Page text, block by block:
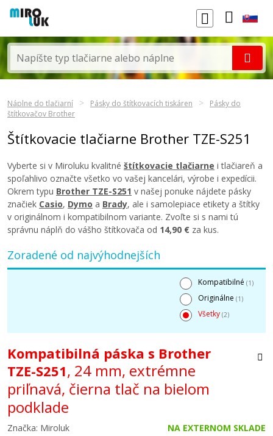
Náplne do tlačiarní Pásky do štítkovacích tiskáren
Pásky do
štítkovačov Brother
Štítkovacie tlačiarne Brother TZE-S251
Vyberte si v Miroluku kvalitné štítkovacie tlačiarne i tlačiareň a
spoľahlivo označte všetko vo vašej kancelári, výrobe i expedícii.
Okrem typu Brother TZE-S251 v našej ponuke nájdete pásky
značiek Casio, Dymo a Brady, ale i samolepiace etikety a štítky
v originálnom i kompatibilnom variante. Zvoľte si s nami tú
správnu náplň do vášho štítkovača od 14,90 € za kus.
Zoradené od najvýhodnejších
Kompatibilné (1)
Originálne (1)
Všetky (2)
Kompatibilná páska s Brother
TZE-S251, 24 mm, extrémne
priľnavá, čierna tlač na bielom
podklade
Značka: Miroluk NA EXTERNOM SKLADE